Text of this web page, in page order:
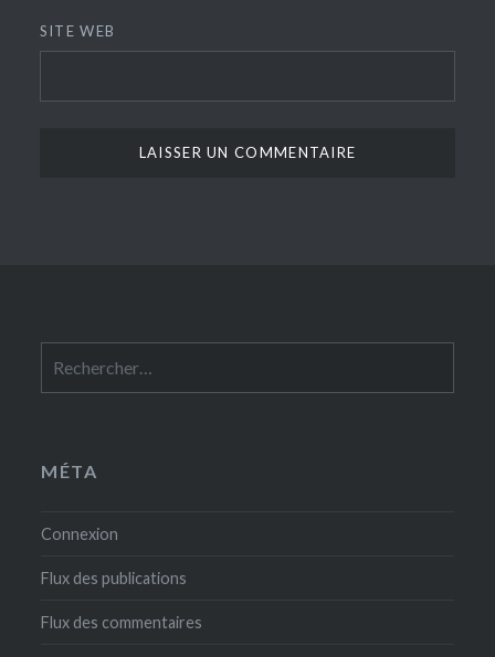
SITE WEB
MÉTA
Connexion
Flux des publications
Flux des commentaires